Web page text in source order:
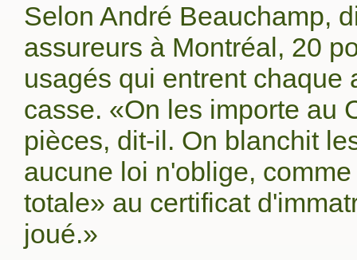
Selon André Beauchamp,
assureurs à Montréal, 20
usagés qui entrent chaque
casse. «On les importe au
pièces, dit-il. On blanchit
aucune loi n'oblige,
totale» au certificat
joué.»